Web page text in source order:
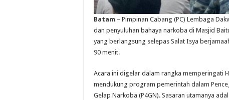
Batam – Pimpinan Cabang (PC) Lembaga
dan penyuluhan bahaya narkoba di Masjid
yang berlangsung selepas Salat Isya
90 menit.
Acara ini digelar dalam rangka memperingati
mendukung program pemerintah dalam
Gelap Narkoba (P4GN). Sasaran utamanya